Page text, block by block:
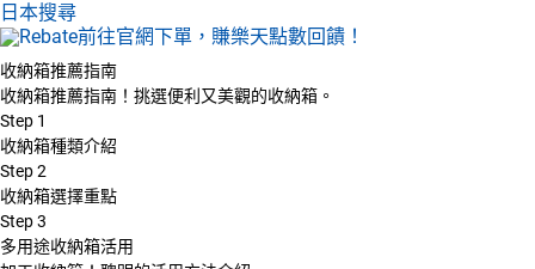
日本搜尋
收納箱推薦指南
收納箱推薦指南！挑選便利又美觀的收納箱。
Step 1
收納箱種類介紹
Step2
收納箱選擇重點
Step3
多用途收納箱活用